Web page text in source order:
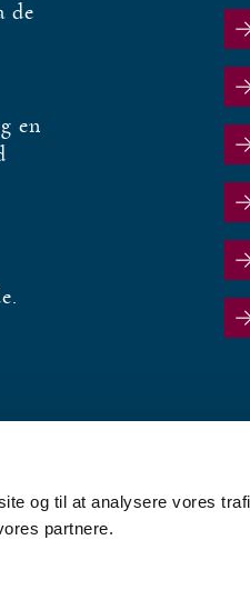
og til at analysere vores
partnere.
de
en